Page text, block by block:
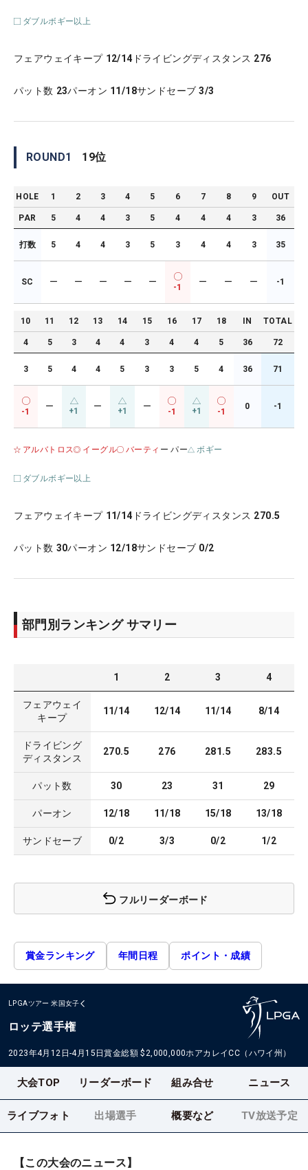
ダブルボギー以上
フェアウェイキープ 12/14 ドライビングディスタンス 276
パット数 23パーオン 11/18サンドセーブ 3/3
ROUND1 19位
HOLE 1 2 3 4 5 6 7 8 9 OUT
PAR 5 4 4 3 5 4 4 4 3 36
打数 5 4 4 3 5 3 4 4 3 35
SC ー ー ー ー ー
-1
ー ー ー -1
10 11 12 13 14 15 16 17 18 IN TOTAL
4 5 3 4 4 3 4 4 5 36 72
3 5 4 4 5 3 3 5 4 36 71
-1
ー +1 ー +1 ー
-1 +1 -1
0 -1
アルバトロス イーグル バーティ ー パー ボギー
ダブルボギー以上
フェアウェイキープ 11/14 ドライビングディスタンス 270.5
パット数 30パーオン 12/18サンドセーブ 0/2
部門別ランキング サマリー
1 2 3 4
フェアウェイ
キープ
11/14 12/14 11/14 8/14
ドライビング
ディスタンス
270.5 276 281.5 283.5
パット数 30 23 31 29
パーオン 12/18 11/18 15/18 13/18
サンドセーブ 0/2 3/3 0/2 1/2
フルリーダーボード
賞金ランキング 年間日程 ポイント・成績
LPGAツアー 米国女子
ロッテ選手権
2023年4月12日-4月15日賞金総額 $2,000,000ホアカレイCC（ハワイ州）
大会TOP リーダーボード 組み合せ ニュース
ライブフォト 出場選手 概要など TV放送予定
【この大会のニュース】